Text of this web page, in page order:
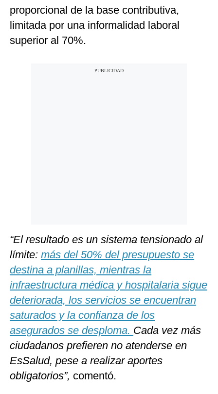
proporcional de la base contributiva,
limitada por una informalidad laboral
superior al 70%.
“El resultado es un sistema tensionado al
límite: más del 50% del presupuesto se
destina a planillas, mientras la
infraestructura médica y hospitalaria sigue
deteriorada, los servicios se encuentran
saturados y la confianza de los
asegurados se desploma. Cada vez más
ciudadanos prefieren no atenderse en
EsSalud, pese a realizar aportes
obligatorios”, comentó.